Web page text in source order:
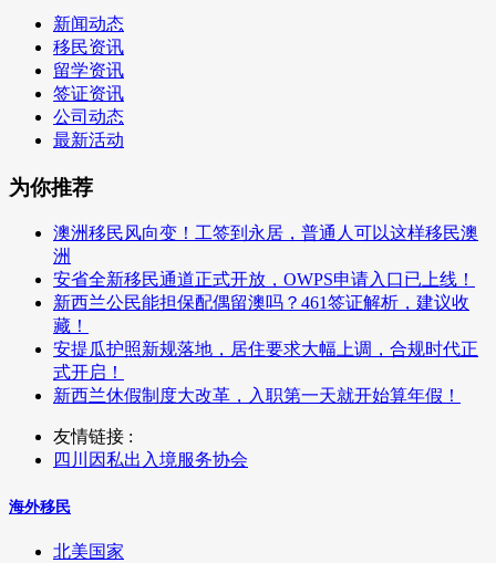
新闻动态
移民资讯
留学资讯
签证资讯
公司动态
最新活动
为你推荐
澳洲移民风向变！工签到永居，普通人可以这样移民澳
洲
安省全新移民通道正式开放，OWPS申请入口已上线！
新西兰公民能担保配偶留澳吗？461签证解析，建议收
藏！
安提瓜护照新规落地，居住要求大幅上调，合规时代正
式开启！
新西兰休假制度大改革，入职第一天就开始算年假！
友情链接 :
四川因私出入境服务协会
海外移民
北美国家